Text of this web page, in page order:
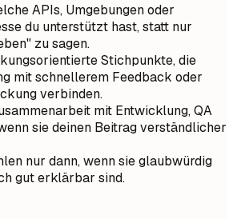
APIs, Umgebungen oder
du unterstützt hast, statt nur
zu sagen.
Stichpunkte, die
mit schnellerem Feedback oder
verbinden.
mit Entwicklung, QA
sie deinen Beitrag verständlicher
nur dann, wenn sie glaubwürdig
gut erklärbar sind.